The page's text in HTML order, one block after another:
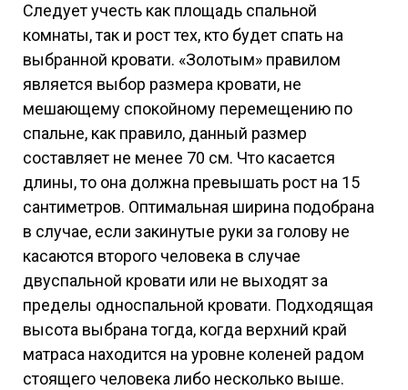
Следует учесть как площадь спальной
комнаты, так и рост тех, кто будет спать на
выбранной кровати. «Золотым» правилом
является выбор размера кровати, не
мешающему спокойному перемещению по
спальне, как правило, данный размер
составляет не менее 70 см. Что касается
длины, то она должна превышать рост на 15
сантиметров. Оптимальная ширина подобрана
в случае, если закинутые руки за голову не
касаются второго человека в случае
двуспальной кровати или не выходят за
пределы односпальной кровати. Подходящая
высота выбрана тогда, когда верхний край
матраса находится на уровне коленей радом
стоящего человека либо несколько выше.